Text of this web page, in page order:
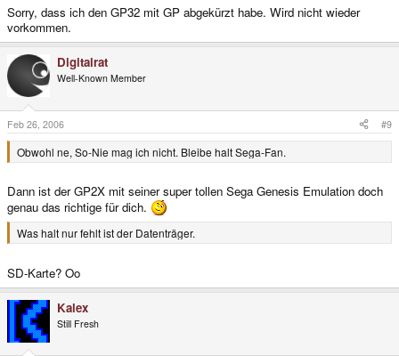
Sorry, dass ich den GP32 mit GP abgekürzt habe. Wird nicht wieder
vorkommen.
Digitalrat
Well-Known Member
Feb 26, 2006 #9
Obwohl ne, So-Nie mag ich nicht. Bleibe halt Sega-Fan.
Dann ist der GP2X mit seiner super tollen Sega Genesis Emulation doch
genau das richtige für dich.
Was halt nur fehlt ist der Datenträger.
SD-Karte? Oo
Kalex
Still Fresh